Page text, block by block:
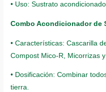
• Uso: Sustrato
Combo Acondicionador de
• Características: Cascarilla
Compost Mico-R, Micorrizas y
• Dosificación: Combinar
tierra.